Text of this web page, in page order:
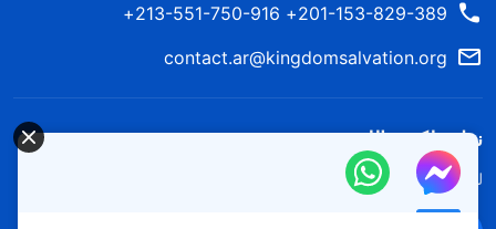
201-153-829-389+ 213-551-750-916+
contact.ar@kingdomsalvation.org
نزل ملكوت الله.
لقد نزلت المملكة بالفعل إلى الأرض! هل تريد دخوله؟